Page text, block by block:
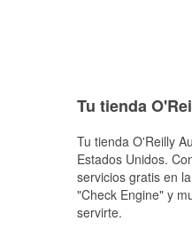
Tu tienda
Tu tienda O'Reilly
Estados Unidos.
servicios gratis en
"Check Engine" y
servirte.